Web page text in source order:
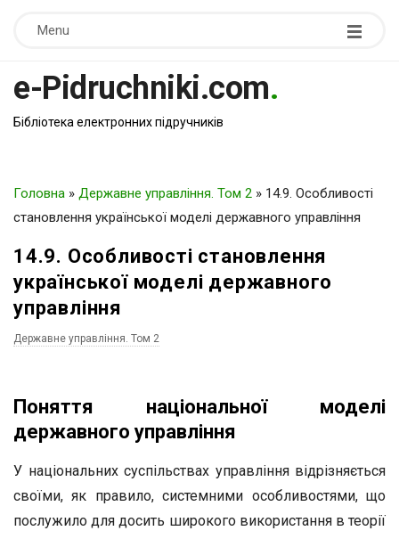
Menu
e-Pidruchniki.com.
Бібліотека електронних підручників
Головна » Державне управління. Том 2 » 14.9. Особливості
становлення української моделі державного управління
14.9. Особливості становлення
української моделі державного
управління
Державне управління. Том 2
Поняття національної моделі
державного управління
У національних суспільствах управління відрізняється
своїми, як правило, системними особливостями, що
послужило для досить широкого використання в теорії